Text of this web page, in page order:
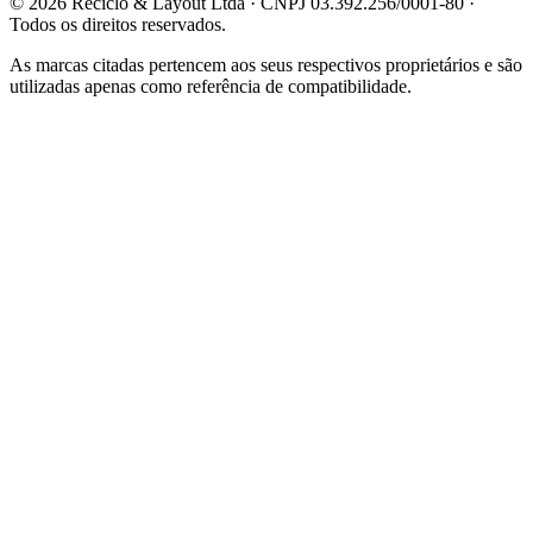
Todos os direitos reservados.
As marcas citadas pertencem aos seus respectivos proprietários e são
utilizadas apenas como referência de compatibilidade.